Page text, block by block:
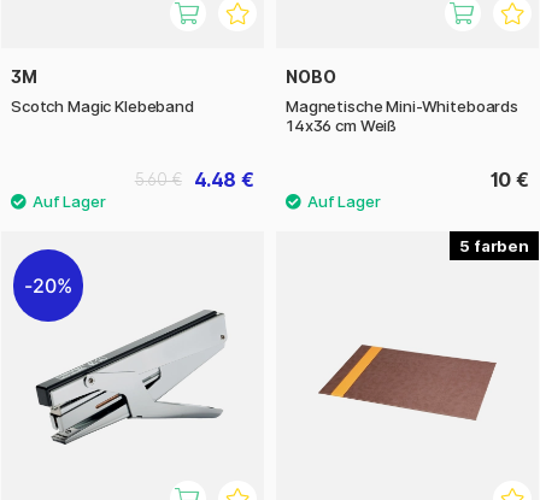
3M
Scotch Magic Klebeband
4.48 €
5.60 €
NOBO
Magnetische Mini-Whiteboards
14x36 cm Weiß
10 €
20%
5